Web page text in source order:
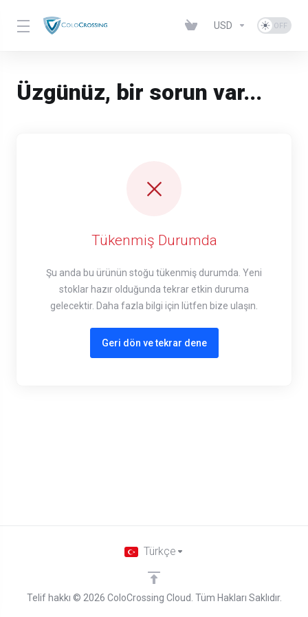
USD
Üzgünüz, bir sorun var...
Tükenmiş Durumda
Şu anda bu ürünün stoğu tükenmiş durumda. Yeni
stoklar hazır olduğunda tekrar etkin duruma
gelecektir. Daha fazla bilgi için lütfen bize ulaşın.
Geri dön ve tekrar dene
Telif hakkı © 2026 ColoCrossing Cloud. Tüm Hakları Saklıdır.
Türkçe